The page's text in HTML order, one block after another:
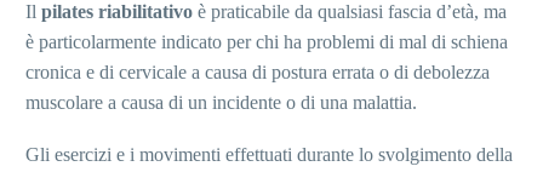
Il pilates riabilitativo è praticabile da qualsiasi fascia d’età, ma
è particolarmente indicato per chi ha problemi di mal di schiena
cronica e di cervicale a causa di postura errata o di debolezza
muscolare a causa di un incidente o di una malattia.
Gli esercizi e i movimenti effettuati durante lo svolgimento della